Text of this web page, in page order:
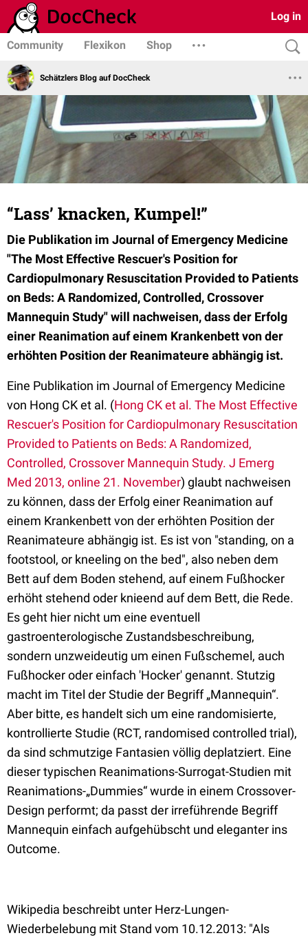
Log in
Community Flexikon Shop
Schätzlers Blog auf DocCheck
“Lass’ knacken, Kumpel!”
Die Publikation im Journal of Emergency Medicine
"The Most Effective Rescuer's Position for
Cardiopulmonary Resuscitation Provided to Patients
on Beds: A Randomized, Controlled, Crossover
Mannequin Study" will nachweisen, dass der Erfolg
einer Reanimation auf einem Krankenbett von der
erhöhten Position der Reanimateure abhängig ist.
Eine Publikation im Journal of Emergency Medicine
von Hong CK et al. (Hong CK et al. The Most Effective
Rescuer's Position for Cardiopulmonary Resuscitation
Provided to Patients on Beds: A Randomized,
Controlled, Crossover Mannequin Study. J Emerg
Med 2013, online 21. November) glaubt nachweisen
zu können, dass der Erfolg einer Reanimation auf
einem Krankenbett von der erhöhten Position der
Reanimateure abhängig ist. Es ist von "standing, on a
footstool, or kneeling on the bed", also neben dem
Bett auf dem Boden stehend, auf einem Fußhocker
erhöht stehend oder knieend auf dem Bett, die Rede.
Es geht hier nicht um eine eventuell
gastroenterologische Zustandsbeschreibung,
sondern unzweideutig um einen Fußschemel, auch
Fußhocker oder einfach 'Hocker' genannt. Stutzig
macht im Titel der Studie der Begriff „Mannequin“.
Aber bitte, es handelt sich um eine randomisierte,
kontrollierte Studie (RCT, randomised controlled trial),
da sind schmutzige Fantasien völlig deplatziert. Eine
dieser typischen Reanimations-Surrogat-Studien mit
Reanimations-„Dummies“ wurde in einem Crossover-
Design performt; da passt der irreführende Begriff
Mannequin einfach aufgehübscht und eleganter ins
Outcome.
Wikipedia beschreibt unter Herz-Lungen-
Wiederbelebung mit Stand vom 10.12.2013: "Als